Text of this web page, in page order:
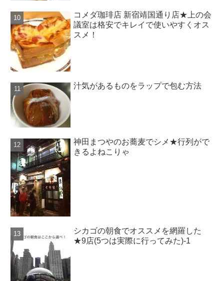
コメダ珈琲店 新宿靖国通り店★上の会
議室は格安でキレイで使いやすくオス
スメ！
汁気があるものをラップで包む方法
神田まつやのお蕎麦でシメ★行列がで
きるよねこりゃ
シカゴの朝食でオススメを網羅した
★9店(5つは実際に行ってみた)-1